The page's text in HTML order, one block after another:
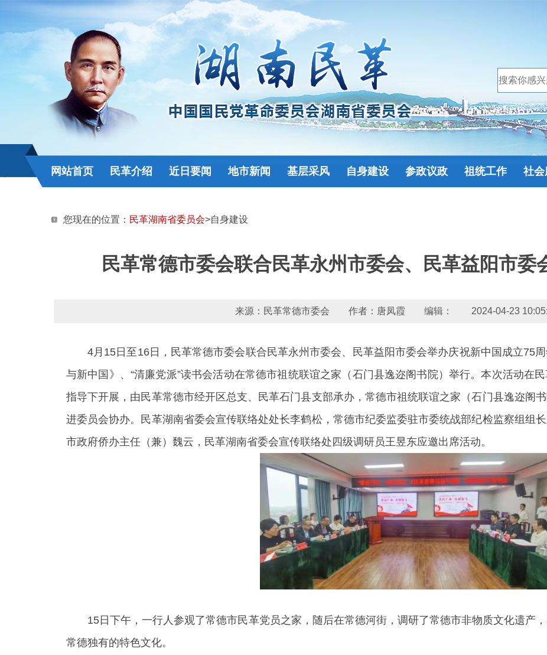
网站首页 民革介绍 近日要闻 地市新闻 基层采风 自身建设 参政议政 祖统工作 社会
您现在的位置： 民革湖南省委员会>自身建设
民革常德市委会联合民革永州市委会、民革益阳市委
来源：民革常德市委会 作者：唐凤霞 编辑： 2024-04-23
4月15日至16日，民革常德市委会联合民革永州市委会、民革益阳市委会举办庆祝新中国成立75
与新中国》、“清廉党派”读书会活动在常德市祖统联谊之家（石门县逸迩阁书院）举行。本次活动在
指导下开展，由民革常德市经开区总支、民革石门县支部承办，常德市祖统联谊之家（石门县逸迩阁
进委员会协办。民革湖南省委会宣传联络处处长李鹤松，常德市纪委监委驻市委统战部纪检监察组组
市政府侨办主任（兼）魏云，民革湖南省委会宣传联络处四级调研员王昱东应邀出席活动。
15日下午，一行人参观了常德市民革党员之家，随后在常德河街，调研了常德市非物质文化遗产
常德独有的特色文化。